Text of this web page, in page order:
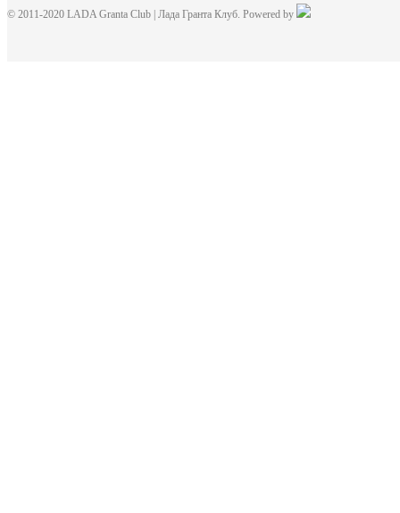
© 2011-2020 LADA Granta Club | Лада Гранта Клуб. Powered by